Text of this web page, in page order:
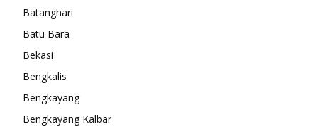
Batanghari
Batu Bara
Bekasi
Bengkalis
Bengkayang
Bengkayang Kalbar